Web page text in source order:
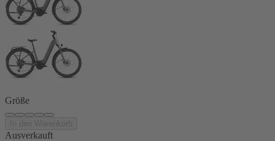
Größe
Ausverkauft